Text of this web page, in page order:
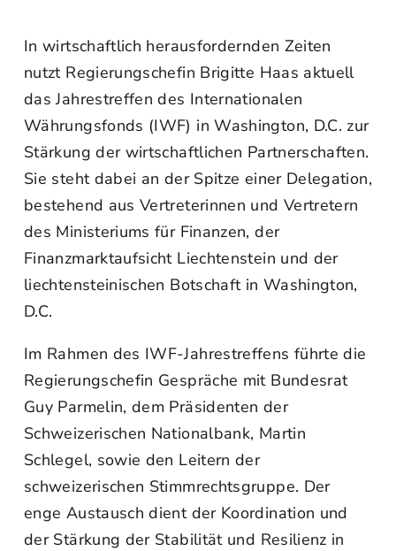
In wirtschaftlich herausfordernden Zeiten
nutzt Regierungschefin Brigitte Haas aktuell
das Jahrestreffen des Internationalen
Währungsfonds (IWF) in Washington, D.C. zur
Stärkung der wirtschaftlichen Partnerschaften.
Sie steht dabei an der Spitze einer Delegation,
bestehend aus Vertreterinnen und Vertretern
des Ministeriums für Finanzen, der
Finanzmarktaufsicht Liechtenstein und der
liechtensteinischen Botschaft in Washington,
D.C.
Im Rahmen des IWF-Jahrestreffens führte die
Regierungschefin Gespräche mit Bundesrat
Guy Parmelin, dem Präsidenten der
Schweizerischen Nationalbank, Martin
Schlegel, sowie den Leitern der
schweizerischen Stimmrechtsgruppe. Der
enge Austausch dient der Koordination und
der Stärkung der Stabilität und Resilienz in